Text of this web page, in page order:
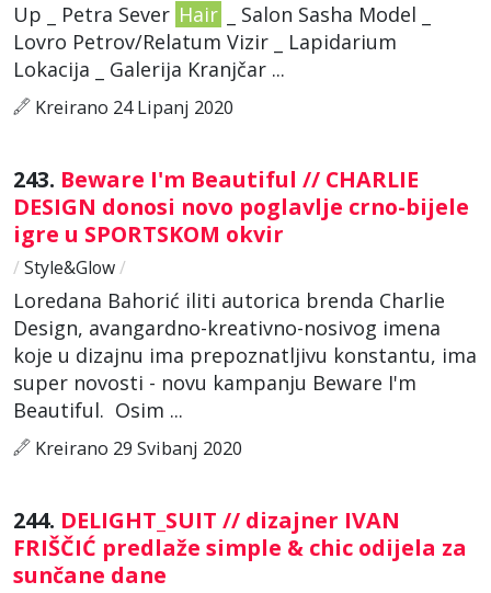
Up _ Petra Sever Hair
_ Salon Sasha Model _
Lovro Petrov/Relatum Vizir _ Lapidarium
Lokacija _ Galerija Kranjčar ...
Kreirano 24 Lipanj 2020
243. Beware I'm Beautiful // CHARLIE
DESIGN donosi novo poglavlje crno-bijele
igre u SPORTSKOM okvir
/ Style&Glow/
Loredana Bahorić iliti autorica brenda Charlie
Design, avangardno-kreativno-nosivog imena
koje u dizajnu ima prepoznatljivu konstantu, ima
super novosti - novu kampanju Beware I'm
Beautiful. Osim ...
Kreirano 29 Svibanj 2020
244. DELIGHT_SUIT // dizajner IVAN
FRIŠČIĆ predlaže simple & chic odijela za
sunčane dane